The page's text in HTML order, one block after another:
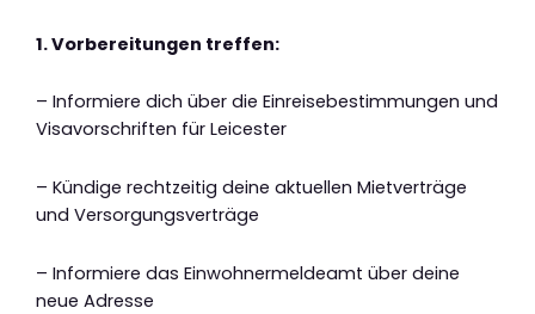
1. Vorbereitungen treffen:
– Informiere dich über die Einreisebestimmungen und
Visavorschriften für Leicester
– Kündige rechtzeitig deine aktuellen Mietverträge
und Versorgungsverträge
– Informiere das Einwohnermeldeamt über deine
neue Adresse